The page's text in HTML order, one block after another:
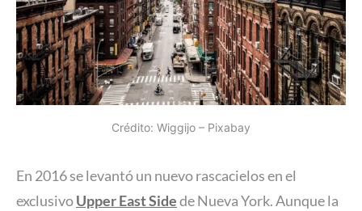
Crédito: Wiggijo – Pixabay
En 2016 se levantó un nuevo rascacielos en el
exclusivoUpper East Sidede Nueva York. Aunque la